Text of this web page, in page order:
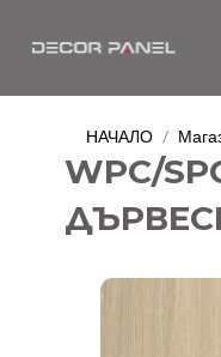
НАЧАЛО /
WPC/